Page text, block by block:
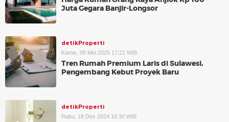
Juta Gegara Banjir-Longsor
detikProperti
Kamis, 08 Mei 2025 17:21 WIB
Tren Rumah Premium Laris di Sulawesi,
Pengembang Kebut Proyek Baru
detikProperti
Rabu, 18 Des 2024 16:30 WIB